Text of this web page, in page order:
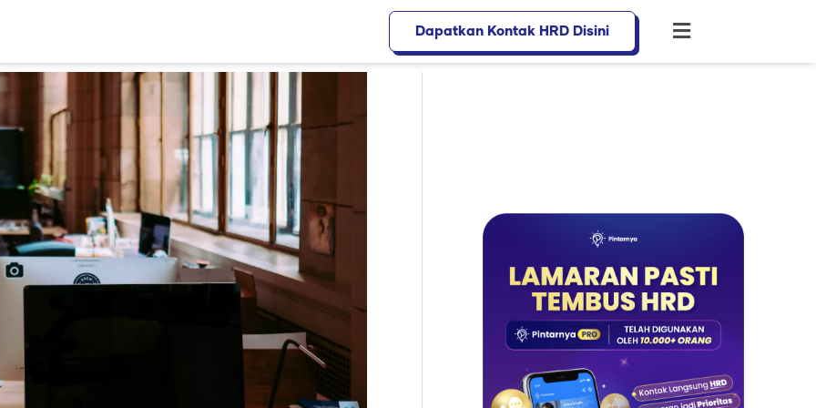
Dapatkan Kontak HRD Disini
Flyout